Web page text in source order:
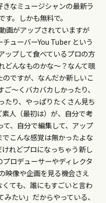
なミュージシャンの最新ラ
す。しかも無料で。
画がアップされていますが
ューバーYou Tuber という
ップして食べているプロの方
どんなものかな～？なんて覗
ですが、なんだか新しいこ
～くバカバカしかったり、
たり、やっぱりたくさん見ち
人（最初は）が、自分で考
て、自分で編集して、アップ
こんな感覚は無かったよな
れどプロになっちゃう新し
ロデューサーやディレクタ
映像や企画を見る機会さえ
ても、誰にもすごいと言わ
たい」だからやっている、